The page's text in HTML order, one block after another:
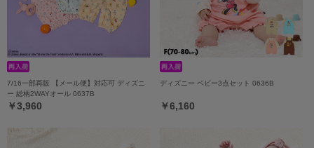
7/16一部再販 【メール便】対応可 ディズニ
ー 総柄2WAYオール 0637B
￥3,960
ディズニー ベビー3点セット 0636B
￥6,160